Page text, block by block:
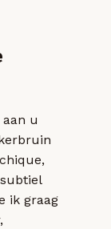
u
ik graag